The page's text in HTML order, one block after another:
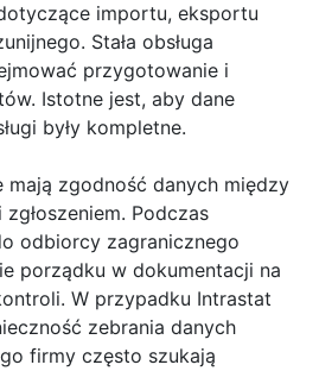
importu, eksportu
Stała obsługa
przygotowanie i
Istotne jest, aby dane
były kompletne.
mają zgodność danych między
Podczas
odbiorcy zagranicznego
porządku w dokumentacji na
W przypadku Intrastat
zebrania danych
firmy często szukają